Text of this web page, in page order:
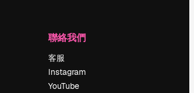
聯絡我們
客服
Instagram
YouTube